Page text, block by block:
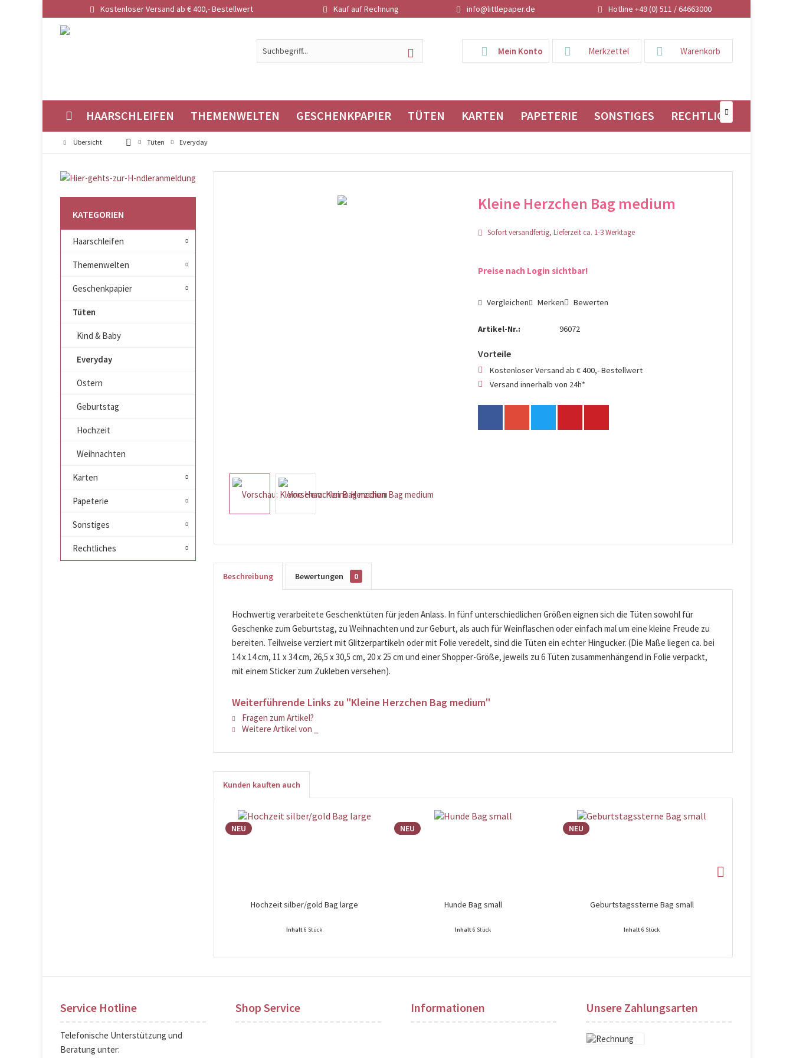
Kostenloser Versand ab € 400,- Bestellwert Kauf auf Rechnung info@littlepaper.de Hotline +49 (0) 511 / 64663000
Warenkorb
Merkzettel
Mein Konto
HAARSCHLEIFEN THEMENWELTEN GESCHENKPAPIER TÜTEN KARTEN PAPETERIE SONSTIGES RECHTLICHES

Übersicht Tüten Everyday
KATEGORIEN
Haarschleifen
Themenwelten
Geschenkpapier
Tüten
Kind & Baby
Everyday
Ostern
Geburtstag
Hochzeit
Weihnachten
Karten
Papeterie
Sonstiges
Rechtliches
Kleine Herzchen Bag medium
Sofort versandfertig, Lieferzeit ca. 1-3 Werktage
Preise nach Login sichtbar!
Vergleichen Merken Bewerten
Artikel-Nr.: 96072
Vorteile
Kostenloser Versand ab € 400,- Bestellwert
Versand innerhalb von 24h*
Beschreibung Bewertungen 0
Hochwertig verarbeitete Geschenktüten für jeden Anlass. In fünf unterschiedlichen Größen eignen sich die Tüten sowohl für
Geschenke zum Geburtstag, zu Weihnachten und zur Geburt, als auch für Weinflaschen oder einfach mal um eine kleine Freude zu
bereiten. Teilweise verziert mit Glitzerpartikeln oder mit Folie veredelt, sind die Tüten ein echter Hingucker. (Die Maße liegen ca. bei
14 x 14 cm, 11 x 34 cm, 26,5 x 30,5 cm, 20 x 25 cm und einer Shopper-Größe, jeweils zu 6 Tüten zusammenhängend in Folie verpackt,
mit einem Sticker zum Zukleben versehen).
Weiterführende Links zu "Kleine Herzchen Bag medium"
Fragen zum Artikel?
Weitere Artikel von _
Kunden kauften auch
NEU
Hochzeit silber/gold Bag large
Inhalt6 Stück
Preise nach Login sichtbar!
NEU
Hunde Bag small
Inhalt6 Stück
Preise nach Login sichtbar!
NEU
Geburtstagssterne Bag small
Inhalt6 Stück
Preise nach Login sichtbar!
Service Hotline
Telefonische Unterstützung und
Beratung unter:
Shop Service Informationen Unsere Zahlungsarten